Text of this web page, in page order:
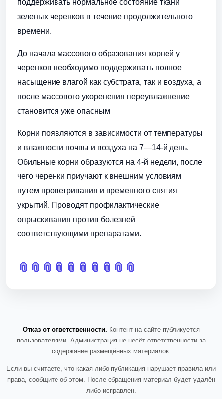
поддерживать нормальное состояние ткани
зеленых черенков в течение продолжительного
времени.
До начала массового образования корней у
черенков необходимо поддерживать полное
насыщение влагой как субстрата, так и воздуха, а
после массового укоренения переувлажнение
становится уже опасным.
Корни появляются в зависимости от температуры
и влажности почвы и воздуха на 7—14-й день.
Обильные корни образуются на 4-й недели, после
чего черенки приучают к внешним условиям
путем проветривания и временного снятия
укрытий. Проводят профилактические
опрыскивания против болезней
соответствующими препаратами.
📎 📎 📎 📎 📎 📎 📎 📎 📎 📎
Отказ от ответственности. Контент на сайте публикуется
пользователями. Администрация не несёт ответственности за
содержание размещённых материалов.
Если вы считаете, что какая-либо публикация нарушает правила или
права, сообщите об этом. После обращения материал будет удалён
либо исправлен.